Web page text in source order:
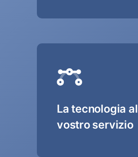
La tecnologia al
vostro servizio